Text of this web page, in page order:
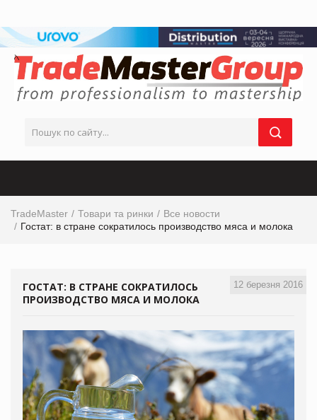
TradeMaster Товари та ринки
Все новости
Гостат: в стране сократилось производство мяса и молока
12 березня 2016
ГОСТАТ: В СТРАНЕ СОКРАТИЛОСЬ
ПРОИЗВОДСТВО МЯСА И МОЛОКА